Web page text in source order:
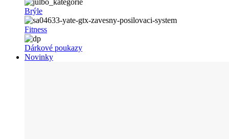
Brýle
Fitness
Dárkové poukazy
Novinky